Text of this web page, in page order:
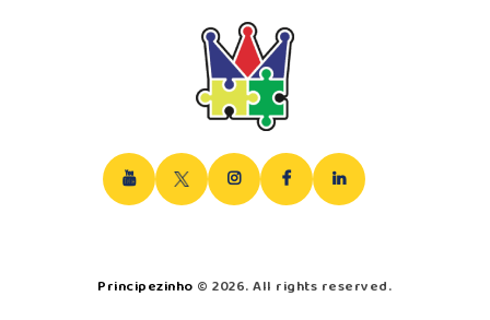
Principezinho © 2026. All rights reserved.